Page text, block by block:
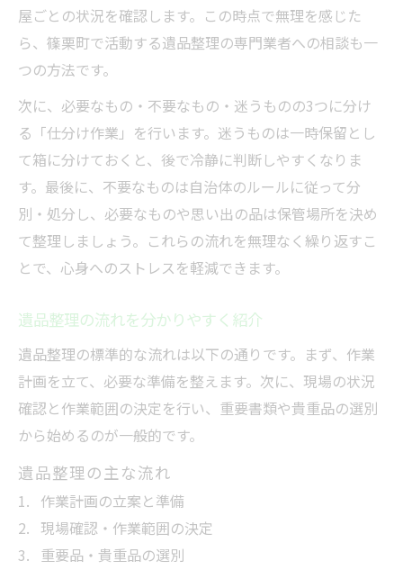
屋ごとの状況を確認します。この時点で無理を感じた
ら、篠栗町で活動する遺品整理の専門業者への相談も一
つの方法です。
次に、必要なもの・不要なもの・迷うものの3つに分け
る「仕分け作業」を行います。迷うものは一時保留とし
て箱に分けておくと、後で冷静に判断しやすくなりま
す。最後に、不要なものは自治体のルールに従って分
別・処分し、必要なものや思い出の品は保管場所を決め
て整理しましょう。これらの流れを無理なく繰り返すこ
とで、心身へのストレスを軽減できます。
遺品整理の流れを分かりやすく紹介
遺品整理の標準的な流れは以下の通りです。まず、作業
計画を立て、必要な準備を整えます。次に、現場の状況
確認と作業範囲の決定を行い、重要書類や貴重品の選別
から始めるのが一般的です。
遺品整理の主な流れ
作業計画の立案と準備
現場確認・作業範囲の決定
重要品・貴重品の選別